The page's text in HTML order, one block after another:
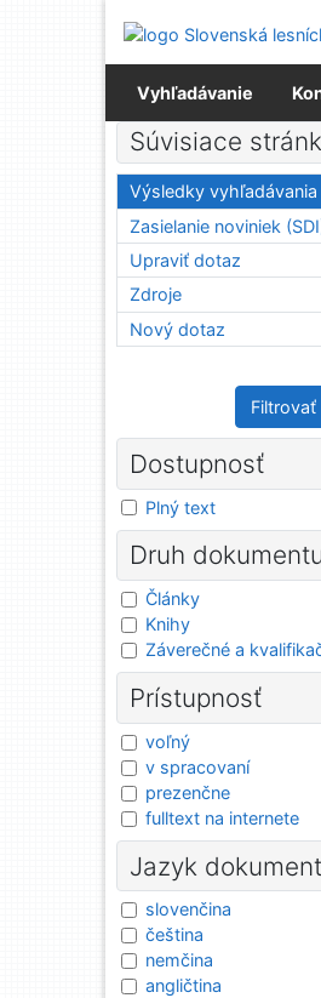
Prejsť na menu
Prehlásenie o
Vyhľadávanie
Výsledky
Súvisiace
Výsledky vyhľadávania
Zasielanie noviniek
Upraviť dotaz
Zdroje
Nový dotaz
Filtrovať
Dostupnosť
Plný text
Druh
Články
Knihy
Záverečné a
Prístupnosť
voľný
v spracovaní
prezenčne
fulltext na internete
Jazyk
slovenčina
čeština
nemčina
angličtina